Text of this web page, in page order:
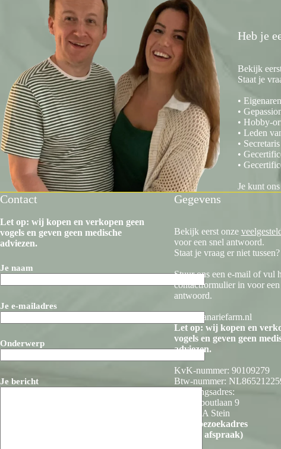
Heb je
Bekijk
Staat je
•
•
• Hobby-
• Leden
•
•
•
Je kunt
Contact
Let op: wij kopen en verkopen geen
vogels en geven geen medische
adviezen.
Je naam
Je e-mailadres
Onderwerp
Je bericht
Gegevens
Bekijk eerst onze
voor een snel antwoord.
Staat je vraag er niet tussen?
Stuur ons een e-mail of vul
contactformulier in voor een
antwoord.
info@kanariefarm.nl
Let op: wij kopen en
vogels en geven geen
adviezen.
KvK-nummer: 90109279
Btw-nummer:
Vestigingsadres:
Sanderboutlaan 9
6171 BA Stein
(geen bezoekadres
zonder afspraak)